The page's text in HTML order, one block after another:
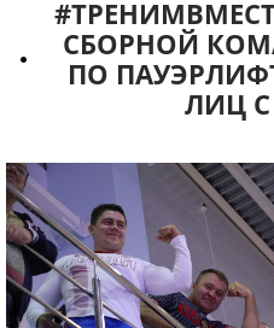
СБОРНОЙ
ПО
ЛИЦ